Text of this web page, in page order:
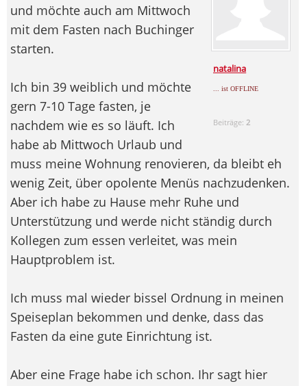
natalina
... ist OFFLINE
Beiträge: 2
und möchte auch am Mittwoch
mit dem Fasten nach Buchinger
starten.
Ich bin 39 weiblich und möchte
gern 7-10 Tage fasten, je
nachdem wie es so läuft. Ich
habe ab Mittwoch Urlaub und
muss meine Wohnung renovieren, da bleibt eh
wenig Zeit, über opolente Menüs nachzudenken.
Aber ich habe zu Hause mehr Ruhe und
Unterstützung und werde nicht ständig durch
Kollegen zum essen verleitet, was mein
Hauptproblem ist.
Ich muss mal wieder bissel Ordnung in meinen
Speiseplan bekommen und denke, dass das
Fasten da eine gute Einrichtung ist.
Aber eine Frage habe ich schon. Ihr sagt hier